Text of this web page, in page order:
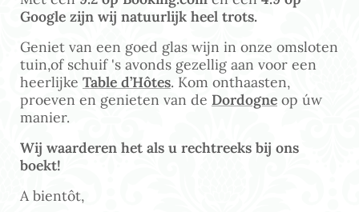
Google zijn wij natuurlijk heel trots.
Geniet van een goed glas wijn in onze omsloten
tuin,of schuif 's avonds gezellig aan voor een
heerlijke Table d’Hôtes. Kom onthaasten,
proeven en genieten van de Dordogne op úw
manier.
Wij waarderen het als u rechtreeks bij ons
boekt!
A bientôt,